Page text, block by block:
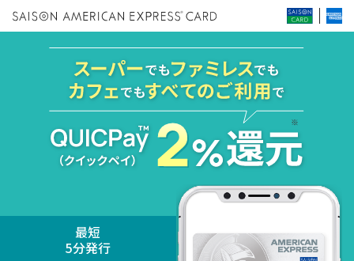
最短
5分発行